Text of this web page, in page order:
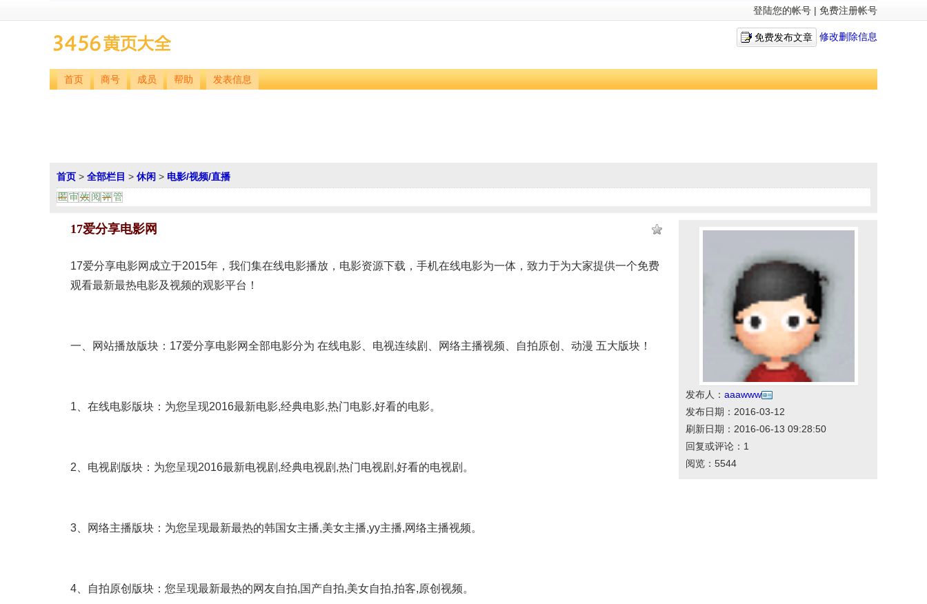
登陆您的帐号 | 免费注册帐号
免费发布文章 修改删除信息
首页 商号 成员 帮助 发表信息
首页 > 全部栏目 > 休闲 > 电影/视频/直播
匿 审 效 阅 评 管
17爱分享电影网
17爱分享电影网成立于2015年，我们集在线电影播放，电影资源下载，手机在线电影为一体，致力于为大家提供一个免费
观看最新最热电影及视频的观影平台！
一、网站播放版块：17爱分享电影网全部电影分为 在线电影、电视连续剧、网络主播视频、自拍原创、动漫 五大版块！
1、在线电影版块：为您呈现2016最新电影,经典电影,热门电影,好看的电影。
2、电视剧版块：为您呈现2016最新电视剧,经典电视剧,热门电视剧,好看的电视剧。
3、网络主播版块：为您呈现最新最热的韩国女主播,美女主播,yy主播,网络主播视频。
4、自拍原创版块：您呈现最新最热的网友自拍,国产自拍,美女自拍,拍客,原创视频。
发布人： aaawww
发布日期：2016-03-12
刷新日期：2016-06-13 09:28:50
回复或评论：1
阅览：5544